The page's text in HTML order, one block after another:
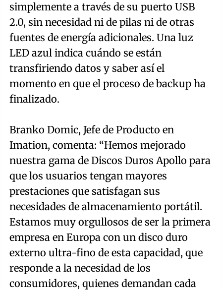
simplemente a través de su puerto USB
2.0, sin necesidad ni de pilas ni de otras
fuentes de energía adicionales. Una luz
LED azul indica cuándo se están
transfiriendo datos y saber así el
momento en que el proceso de backup ha
finalizado.
Branko Domic, Jefe de Producto en
Imation, comenta: “Hemos mejorado
nuestra gama de Discos Duros Apollo para
que los usuarios tengan mayores
prestaciones que satisfagan sus
necesidades de almacenamiento portátil.
Estamos muy orgullosos de ser la primera
empresa en Europa con un disco duro
externo ultra-fino de esta capacidad, que
responde a la necesidad de los
consumidores, quienes demandan cada